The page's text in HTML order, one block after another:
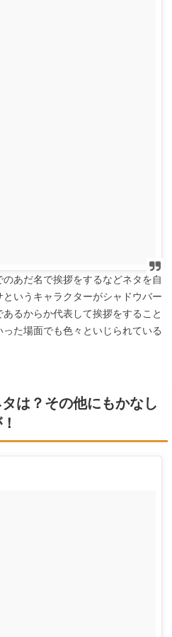
あだ名で挨拶をするなどネタを自
いうキャラクターがシャドウバー
るからか代表して挨拶をすること
た場面でも色々といじられている
は？その他にもかなし